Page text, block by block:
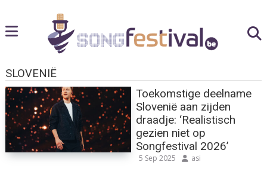
SLOVENIË
Toekomstige deelname
Slovenië aan zijden
draadje: ‘Realistisch
gezien niet op
Songfestival 2026’
5 Sep 2025 asi